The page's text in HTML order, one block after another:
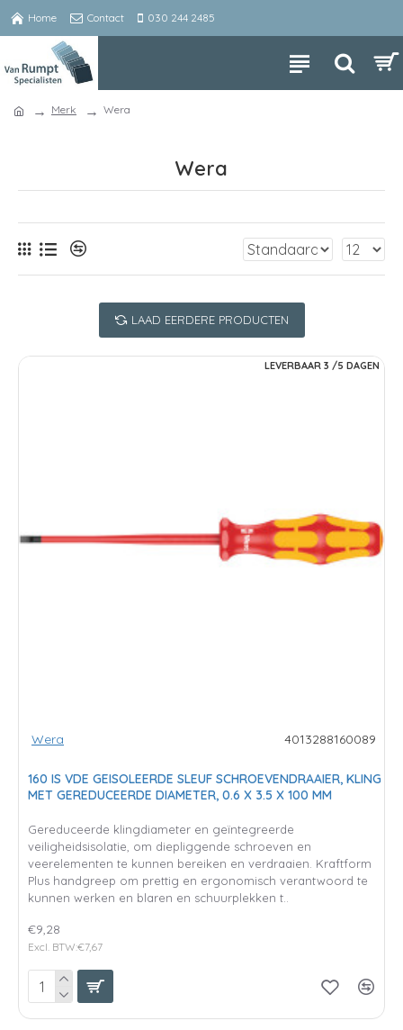
Home Contact 030 244 2485
Merk Wera
Wera
LAAD EERDERE PRODUCTEN
LEVERBAAR 3 /5 DAGEN
Wera 4013288160089
160 IS VDE GEISOLEERDE SLEUF SCHROEVENDRAAIER, KLING
MET GEREDUCEERDE DIAMETER, 0.6 X 3.5 X 100 MM
Gereduceerde klingdiameter en geïntegreerde
veiligheidsisolatie, om diepliggende schroeven en
veerelementen te kunnen bereiken en verdraaien. Kraftform
Plus handgreep om prettig en ergonomisch verantwoord te
kunnen werken en blaren en schuurplekken t..
€9,28
Excl. BTW:€7,67